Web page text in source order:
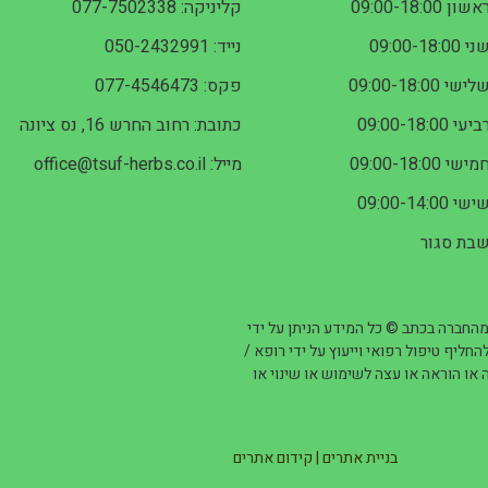
09:00-18:00
09:00-18:00
09:00-18:00
09:00-18:00
09:00-18:00
09:00-14:00
סגור
קליניקה: 077-7502338
נייד: 050-2432991
פקס: 077-4546473
כתובת: רחוב החרש 16, נס ציונה
מייל: office@tsuf-herbs.co.il
בכתב © כל המידע הניתן על ידי
טיפול רפואי וייעוץ על ידי רופא /
הוראה או עצה לשימוש או שינוי או
בניית אתרים|קידום אתרים